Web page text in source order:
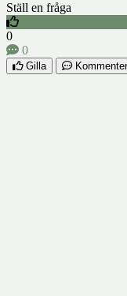
Ställ en fråga
0
0
Gilla